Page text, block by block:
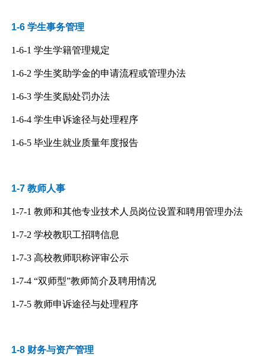
1-6 学生事务管理
1-6-1 学生学籍管理规定
1-6-2 学生奖助学金的申请流程或管理办法
1-6-3 学生奖励处罚办法
1-6-4 学生申诉途径与处理程序
1-6-5 毕业生就业质量年度报告
1-7 教师人事
1-7-1 教师和其他专业技术人员岗位设置和聘用管理办法
1-7-2 学校教职工招聘信息
1-7-3 高校教师职称评审公示
1-7-4 “双师型”教师简介及聘用情况
1-7-5 教师申诉途径与处理程序
1-8 财务与资产管理